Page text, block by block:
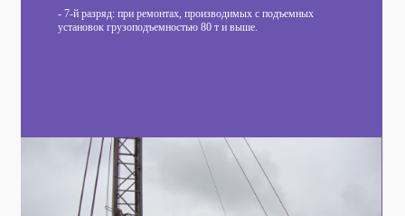
- 7-й разряд: при ремонтах, производимых с подъемных
установок грузоподъемностью 80 т и выше.